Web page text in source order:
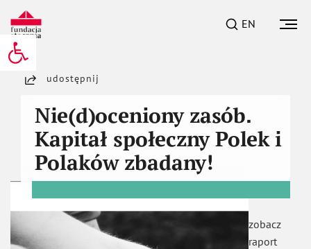
Otwórz pasek narzędzi
EN
Nie(d)oceniony zasób.
Kapitał społeczny Polek i
Polaków zbadany!
udostępnij
zobacz
raport